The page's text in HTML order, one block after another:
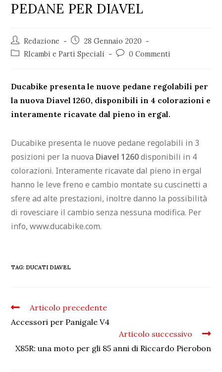
PEDANE PER DIAVEL
Redazione
28 Gennaio 2020
RIcambi e Parti Speciali
0 Commenti
Ducabike presenta le nuove pedane regolabili per
la nuova Diavel 1260, disponibili in 4 colorazioni e
interamente ricavate dal pieno in ergal.
Ducabike presenta le nuove pedane regolabili in 3
posizioni per la nuova Diavel 1260disponibili in 4
colorazioni. Interamente ricavate dal pieno in ergal
hanno le leve freno e cambio montate su cuscinetti a
sfere ad alte prestazioni, inoltre danno la possibilità
di rovesciare il cambio senza nessuna modifica. Per
info, www.ducabike.com.
TAG: DUCATI DIAVEL
Articolo precedente
Accessori per Panigale V4
Articolo successivo
X85R: una moto per gli 85 anni di Riccardo Pierobon